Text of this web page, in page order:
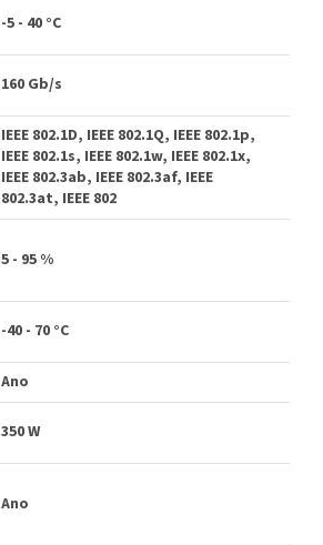
-5 - 40 °C
160 Gb/s
IEEE 802.1D, IEEE 802.1Q, IEEE 802.1p,
IEEE 802.1s, IEEE 802.1w, IEEE 802.1x,
IEEE 802.3ab, IEEE 802.3af, IEEE
802.3at, IEEE 802
5 - 95 %
-40 - 70 °C
Ano
350 W
Ano